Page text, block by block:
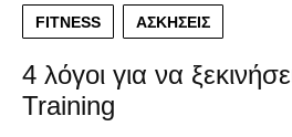
FITNESS ΑΣΚΉΣΕΙΣ
4 λόγοι για να
Training